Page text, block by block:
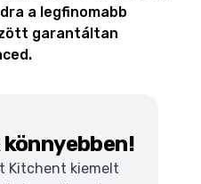
a legfinomabb
garantáltan
Kitchent kiemelt